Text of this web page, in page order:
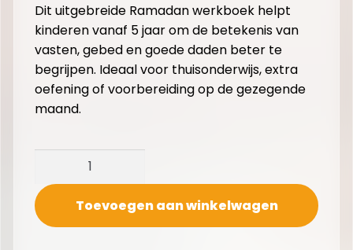
Dit uitgebreide Ramadan werkboek helpt
kinderen vanaf 5 jaar om de betekenis van
vasten, gebed en goede daden beter te
begrijpen. Ideaal voor thuisonderwijs, extra
oefening of voorbereiding op de gezegende
maand.
Toevoegen aan winkelwagen